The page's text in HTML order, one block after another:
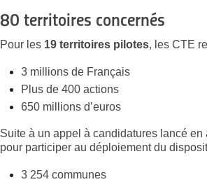
80 territoires concernés
Pour les 19 territoires pilotes, les CTE
3 millions de Français
Plus de 400 actions
650 millions d’euros
Suite à un appel à candidatures lancé en
pour participer au déploiement du
3 254 communes